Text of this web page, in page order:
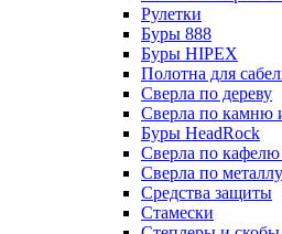
Рулетки
Буры 888
Буры HIPEX
Полотна для
Сверла по дереву
Сверла по камню
Буры HeadRock
Сверла по кафелю
Сверла по металлу
Средства защиты
Стамески